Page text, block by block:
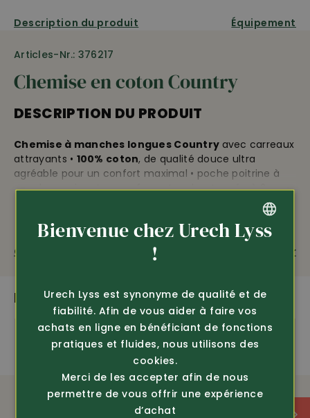
Description du produit Équipement
Articles-Nr.: 376217
Chemise en coton Country
DESCRIPTION DU PRODUIT
Chemise à manches longues Country avec carreaux
attrayants • 100% coton, de qualité douce ultra
agréable pour un confort maximal • poche poitrine à
gauche • poignets avec fermeture boutonnée à 2
positions • ourlet arrondi pour porter dessus • boutons
Questions sur le produit Recommander
PLUS DE PRODUITS PASSIONNANTS
GERMAN
Bienvenue chez Urech Lyss
!
Urech Lyss est synonyme de qualité et de
fiabilité. Afin de vous aider à faire vos
achats en ligne en bénéficiant de fonctions
pratiques et fluides, nous utilisons des
cookies.
Merci de les accepter afin de nous
permettre de vous offrir une expérience
d’achat